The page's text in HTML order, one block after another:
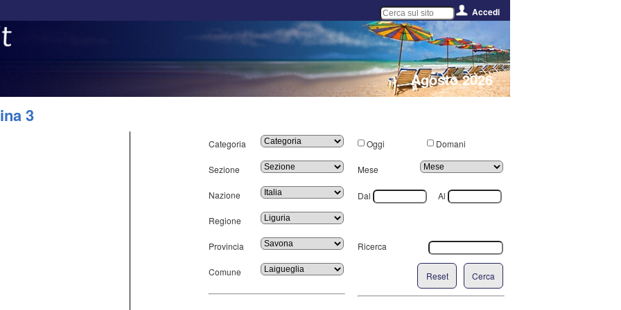
Accedi
Agosto 2026
3
Categoria
Sezione
Nazione
Regione
Provincia
Comune
Oggi Domani
Mese
Dal Al
Ricerca
Cerca
Reset